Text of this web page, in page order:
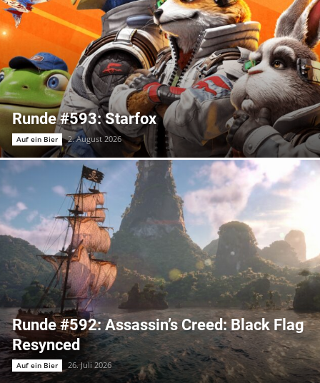
Runde #593: Starfox
Auf ein Bier 2. August 2026
Runde #592: Assassin’s Creed: Black Flag
Resynced
Auf ein Bier 26. Juli 2026